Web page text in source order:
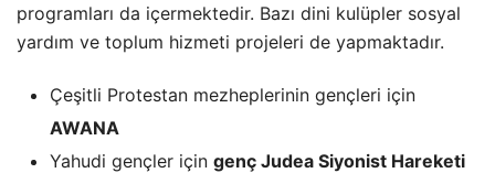
programları da içermektedir. Bazı dini kulüpler sosyal
yardım ve toplum hizmeti projeleri de yapmaktadır.
Çeşitli Protestan mezheplerinin gençleri için
AWANA
Yahudi gençler için genç Judea Siyonist Hareketi